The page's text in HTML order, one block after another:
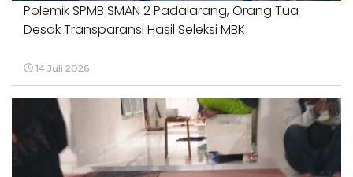
Polemik SPMB SMAN 2 Padalarang, Orang Tua
Desak Transparansi Hasil Seleksi MBK
14 Juli 2026